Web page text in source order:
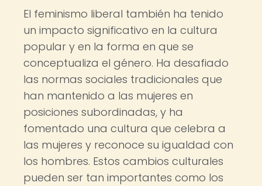
El feminismo liberal también ha tenido
un impacto significativo en la cultura
popular y en la forma en que se
conceptualiza el género. Ha desafiado
las normas sociales tradicionales que
han mantenido a las mujeres en
posiciones subordinadas, y ha
fomentado una cultura que celebra a
las mujeres y reconoce su igualdad con
los hombres. Estos cambios culturales
pueden ser tan importantes como los